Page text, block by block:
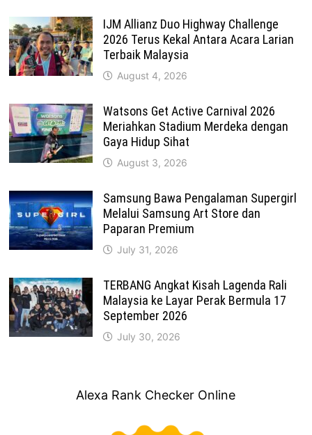
IJM Allianz Duo Highway Challenge
2026 Terus Kekal Antara Acara Larian
Terbaik Malaysia
August 4, 2026
Watsons Get Active Carnival 2026
Meriahkan Stadium Merdeka dengan
Gaya Hidup Sihat
August 3, 2026
Samsung Bawa Pengalaman Supergirl
Melalui Samsung Art Store dan
Paparan Premium
July 31, 2026
TERBANG Angkat Kisah Lagenda Rali
Malaysia ke Layar Perak Bermula 17
September 2026
July 30, 2026
Alexa Rank Checker Online